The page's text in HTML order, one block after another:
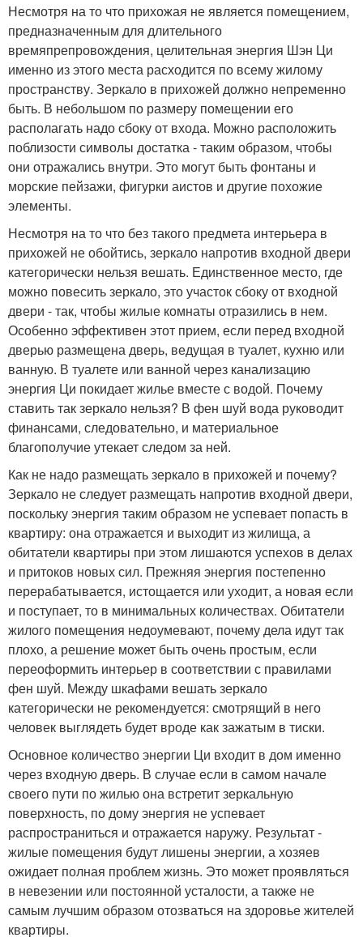
Несмотря на то что прихожая не является помещением,
предназначенным для длительного
времяпрепровождения, целительная энергия Шэн Ци
именно из этого места расходится по всему жилому
пространству. Зеркало в прихожей должно непременно
быть. В небольшом по размеру помещении его
располагать надо сбоку от входа. Можно расположить
поблизости символы достатка - таким образом, чтобы
они отражались внутри. Это могут быть фонтаны и
морские пейзажи, фигурки аистов и другие похожие
элементы.
Несмотря на то что без такого предмета интерьера в
прихожей не обойтись, зеркало напротив входной двери
категорически нельзя вешать. Единственное место, где
можно повесить зеркало, это участок сбоку от входной
двери - так, чтобы жилые комнаты отразились в нем.
Особенно эффективен этот прием, если перед входной
дверью размещена дверь, ведущая в туалет, кухню или
ванную. В туалете или ванной через канализацию
энергия Ци покидает жилье вместе с водой. Почему
ставить так зеркало нельзя? В фен шуй вода руководит
финансами, следовательно, и материальное
благополучие утекает следом за ней.
Как не надо размещать зеркало в прихожей и почему?
Зеркало не следует размещать напротив входной двери,
поскольку энергия таким образом не успевает попасть в
квартиру: она отражается и выходит из жилища, а
обитатели квартиры при этом лишаются успехов в делах
и притоков новых сил. Прежняя энергия постепенно
перерабатывается, истощается или уходит, а новая если
и поступает, то в минимальных количествах. Обитатели
жилого помещения недоумевают, почему дела идут так
плохо, а решение может быть очень простым, если
переоформить интерьер в соответствии с правилами
фен шуй. Между шкафами вешать зеркало
категорически не рекомендуется: смотрящий в него
человек выглядеть будет вроде как зажатым в тиски.
Основное количество энергии Ци входит в дом именно
через входную дверь. В случае если в самом начале
своего пути по жилью она встретит зеркальную
поверхность, по дому энергия не успевает
распространиться и отражается наружу. Результат -
жилые помещения будут лишены энергии, а хозяев
ожидает полная проблем жизнь. Это может проявляться
в невезении или постоянной усталости, а также не
самым лучшим образом отозваться на здоровье жителей
квартиры.